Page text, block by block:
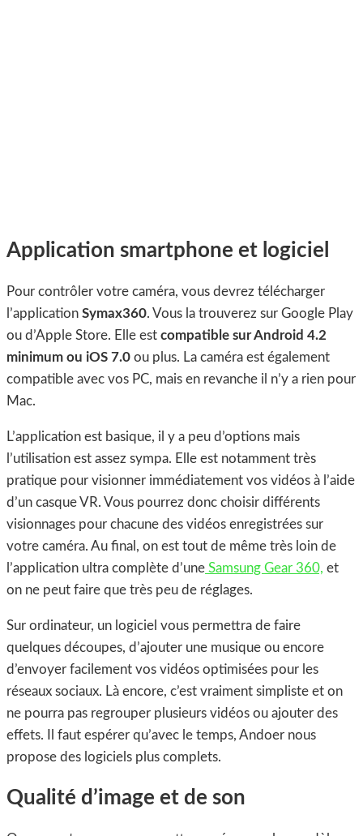
Application smartphone et logiciel
Pour contrôler votre caméra, vous devrez télécharger
l’application Symax360. Vous la trouverez sur Google Play
ou d’Apple Store. Elle est compatible sur Android 4.2
minimum ou iOS 7.0 ou plus. La caméra est également
compatible avec vos PC, mais en revanche il n’y a rien pour
Mac.
L’application est basique, il y a peu d’options mais
l’utilisation est assez sympa. Elle est notamment très
pratique pour visionner immédiatement vos vidéos à l’aide
d’un casque VR. Vous pourrez donc choisir différents
visionnages pour chacune des vidéos enregistrées sur
votre caméra. Au final, on est tout de même très loin de
l’application ultra complète d’une Samsung Gear 360, et
on ne peut faire que très peu de réglages.
Sur ordinateur, un logiciel vous permettra de faire
quelques découpes, d’ajouter une musique ou encore
d’envoyer facilement vos vidéos optimisées pour les
réseaux sociaux. Là encore, c’est vraiment simpliste et on
ne pourra pas regrouper plusieurs vidéos ou ajouter des
effets. Il faut espérer qu’avec le temps, Andoer nous
propose des logiciels plus complets.
Qualité d’image et de son